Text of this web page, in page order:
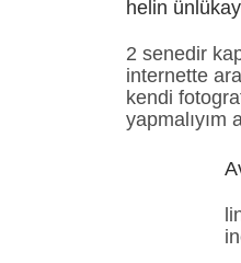
helin
2 senedir
internette
kendi
yapmalıyım